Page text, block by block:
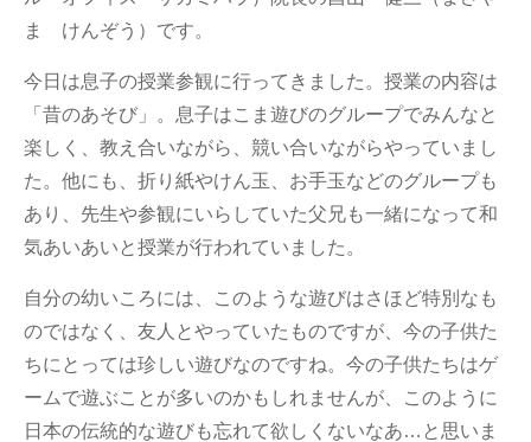
ま けんぞう）です。
今日は息子の授業参観に行ってきました。授業の内容は
「昔のあそび」。息子はこま遊びのグループでみんなと
楽しく、教え合いながら、競い合いながらやっていまし
た。他にも、折り紙やけん玉、お手玉などのグループも
あり、先生や参観にいらしていた父兄も一緒になって和
気あいあいと授業が行われていました。
自分の幼いころには、このような遊びはさほど特別なも
のではなく、友人とやっていたものですが、今の子供た
ちにとっては珍しい遊びなのですね。今の子供たちはゲ
ームで遊ぶことが多いのかもしれませんが、このように
日本の伝統的な遊びも忘れて欲しくないなあ…と思いま